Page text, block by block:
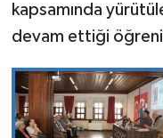
kapsamında
devam ettiği